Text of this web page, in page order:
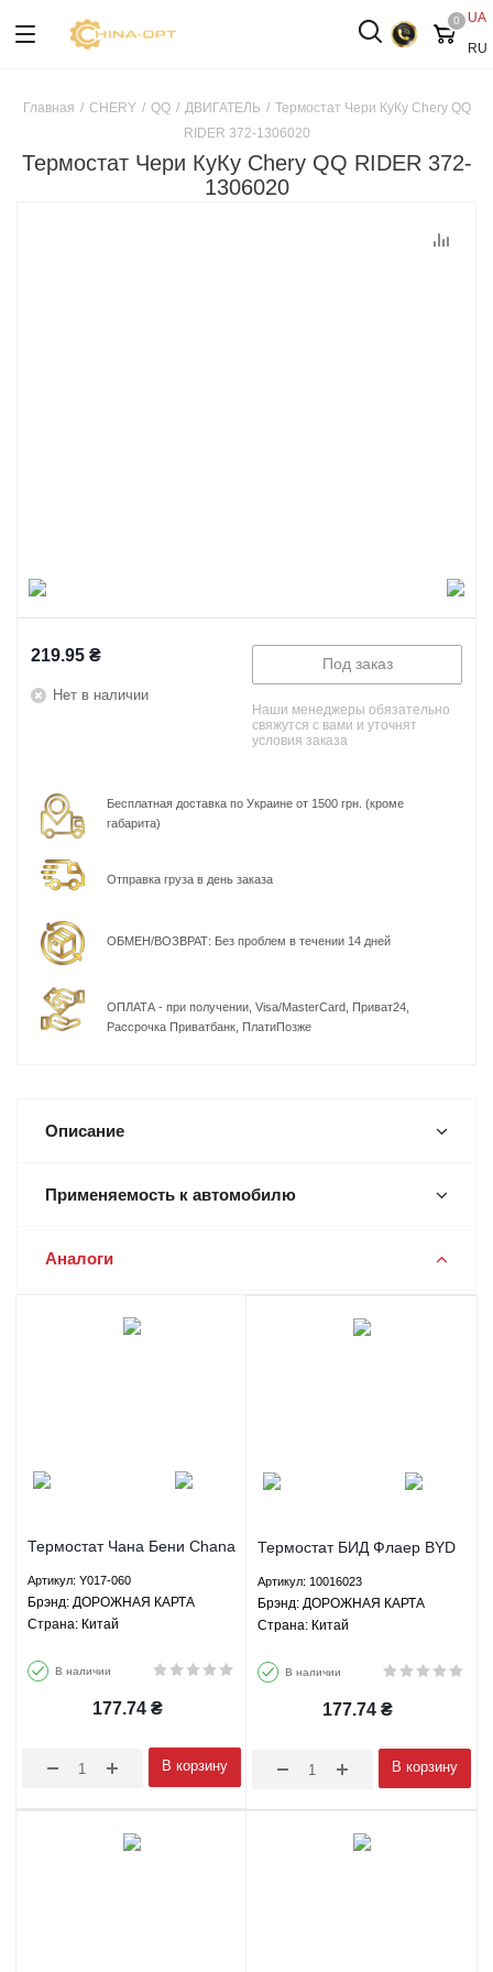
UA
RU
0
Главная / CHERY / QQ / ДВИГАТЕЛЬ / Термостат Чери КуКу Chery QQ
RIDER 372-1306020
Термостат Чери КуКу Chery QQ RIDER 372-
1306020
219.95 ₴
Нет в наличии
Под заказ
Наши менеджеры обязательно
свяжутся с вами и уточнят
условия заказа
Бесплатная доставка по Украине от 1500 грн. (кроме
габарита)
Отправка груза в день заказа
ОБМЕН/ВОЗВРАТ: Без проблем в течении 14 дней
ОПЛАТА - при получении, Visa/MasterCard, Приват24,
Рассрочка Приватбанк, ПлатиПозже
Описание
Применяемость к автомобилю
Аналоги
Термостат Чана Бени Chana
Y017-060
Артикул: Y017-060
Брэнд: ДОРОЖНАЯ КАРТА
Страна: Китай
В наличии
177.74 ₴
В корзину
Термостат БИД Флаер BYD
10016023
Артикул: 10016023
Брэнд: ДОРОЖНАЯ КАРТА
Страна: Китай
В наличии
177.74 ₴
В корзину